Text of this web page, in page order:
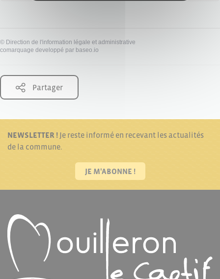
© Direction de l'information légale et administrative
comarquage developpé par baseo.io
Partager
NEWSLETTER ! Je reste informé en recevant les actualités
de la commune.
JE M'ABONNE !